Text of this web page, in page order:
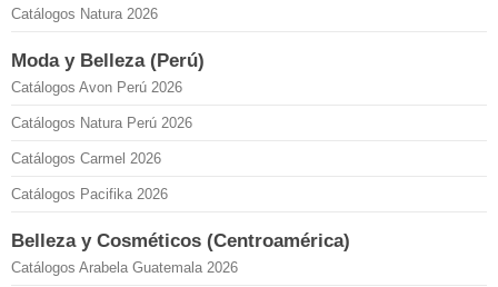
Catálogos Natura 2026
Moda y Belleza (Perú)
Catálogos Avon Perú 2026
Catálogos Natura Perú 2026
Catálogos Carmel 2026
Catálogos Pacifika 2026
Belleza y Cosméticos (Centroamérica)
Catálogos Arabela Guatemala 2026